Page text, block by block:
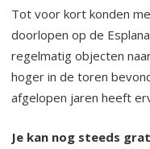
Tot voor kort konden
doorlopen op de
regelmatig objecten
hoger in de toren
afgelopen jaren heeft
Je kan nog steeds